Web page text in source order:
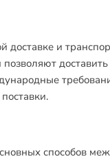
и
способов